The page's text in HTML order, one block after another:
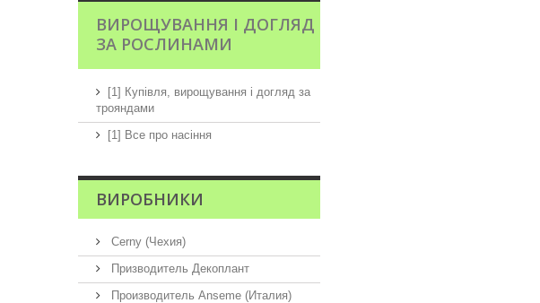
ВИРОЩУВАННЯ І ДОГЛЯД
ЗА РОСЛИНАМИ
[1] Купівля, вирощування і догляд за
трояндами
[1] Все про насіння
ВИРОБНИКИ
Cerny (Чехия)
Призводитель Декоплант
Производитель Anseme (Италия)